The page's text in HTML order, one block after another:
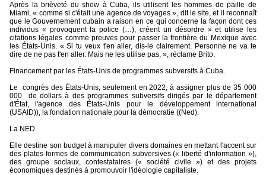
Après la brièveté du show à Cuba, ils utilisent les hommes de paille de
Miami, « comme si c'était une agence de voyages », dit le site, et il reconnaît
que le Gouvernement cubain a raison en ce qui concerne la façon dont ces
individus « provoquent la police (…), créent un désordre » et utilise les
citations légales comme preuves pour passer la frontière du Mexique avec
les États-Unis. « Si tu veux t'en aller, dis-le clairement. Personne ne va te
dire de ne pas t'en aller. Mais ne les utilise pas, », réclame Brito.
Financement par les États-Unis de programmes subversifs à Cuba.
Le
congrès des États-Unis, seulement en 2022, à assigner plus de 35 000
000
de dollars à des programmes subversifs dirigés par le département
d'État, l'agence des États-Unis pour le développement international
(USAID)), la fondation nationale pour la démocratie ((Ned).
La NED
Elle destine son budget à manipuler divers domaines en mettant l'accent sur
des plates-formes de communication subversives (« liberté d'information »),
des groupe sociaux, contestataires (« société civile ») et des projets
économiques destinés à promouvoir l'idéologie capitaliste.